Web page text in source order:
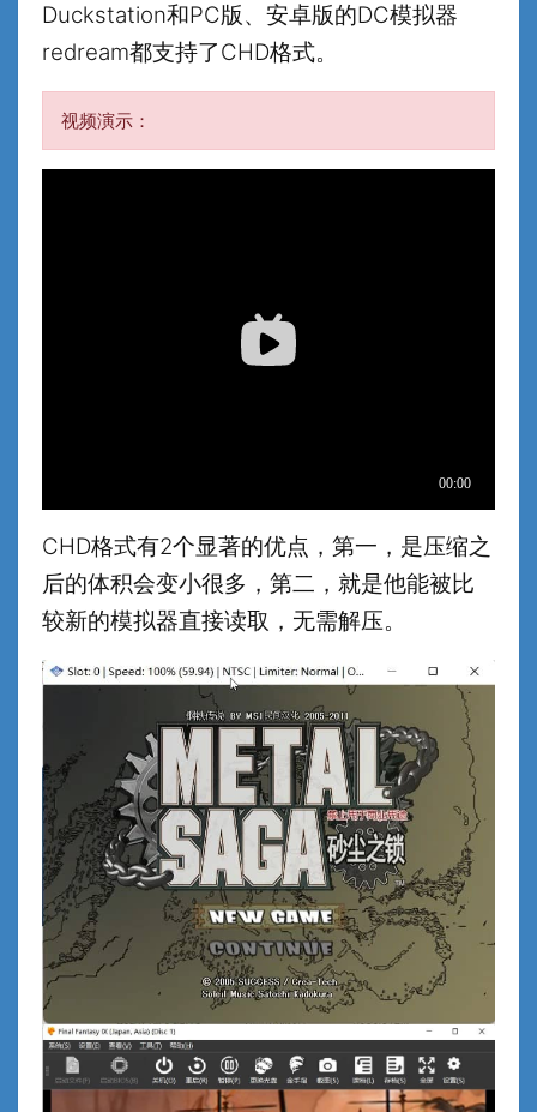
Duckstation和PC版、安卓版的DC模拟器
redream都支持了CHD格式。
视频演示：
CHD格式有2个显著的优点，第一，是压缩之
后的体积会变小很多，第二，就是他能被比
较新的模拟器直接读取，无需解压。